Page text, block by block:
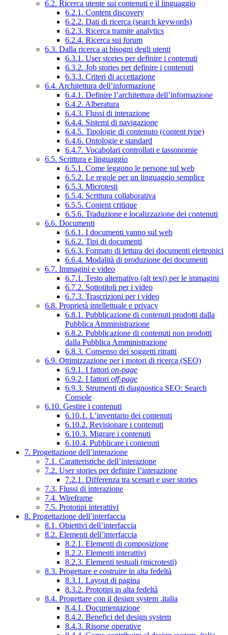
6.2. Ricerca utente sui contenuti e il linguaggio
6.2.1. Content discovery
6.2.2. Dati di ricerca (search keywords)
6.2.3. Ricerca tramite analytics
6.2.4. Ricerca sui forum
6.3. Dalla ricerca ai bisogni degli utenti
6.3.1. User stories per definire i contenuti
6.3.2. Job stories per definire i contenuti
6.3.3. Criteri di accettazione
6.4. Architettura dell’informazione
6.4.1. Definire l’architettura dell’informazione
6.4.2. Alberatura
6.4.3. Flussi di interazione
6.4.4. Sistemi di navigazione
6.4.5. Tipologie di contenuto (content type)
6.4.6. Ontologie e standard
6.4.7. Vocabolari controllati e tassonomie
6.5. Scrittura e linguaggio
6.5.1. Come leggono le persone sul web
6.5.2. Le regole per un linguaggio semplice
6.5.3. Microtesti
6.5.4. Scrittura collaborativa
6.5.5. Content critique
6.5.6. Traduzione e localizzazione dei contenuti
6.6. Documenti
6.6.1. I documenti vanno sul web
6.6.2. Tipi di documenti
6.6.3. Formato di lettura dei documenti elettronici
6.6.4. Modalità di produzione dei documenti
6.7. Immagini e video
6.7.1. Testo alternativo (alt text) per le immagini
6.7.2. Sottotitoli per i video
6.7.3. Trascrizioni per i video
6.8. Proprietà intellettuale e privacy
6.8.1. Pubblicazione di contenuti prodotti dalla
Pubblica Amministrazione
6.8.2. Pubblicazione di contenuti non prodotti
dalla Pubblica Amministrazione
6.8.3. Consenso dei soggetti ritratti
6.9. Ottimizzazione per i motori di ricerca (SEO)
6.9.1. I fattori on-page
6.9.2. I fattori off-page
6.9.3. Strumenti di diagnostica SEO: Search
Console
6.10. Gestire i contenuti
6.10.1. L’inventario dei contenuti
6.10.2. Revisionare i contenuti
6.10.3. Migrare i contenuti
6.10.4. Pubblicare i contenuti
7. Progettazione dell’interazione
7.1. Caratteristiche dell’interazione
7.2. User stories per definire l’interazione
7.2.1. Differenza tra scenari e user stories
7.3. Flussi di interazione
7.4. Wireframe
7.5. Prototipi interattivi
8. Progettazione dell’interfaccia
8.1. Obiettivi dell’interfaccia
8.2. Elementi dell’interfaccia
8.2.1. Elementi di composizione
8.2.2. Elementi interattivi
8.2.3. Elementi testuali (microtesti)
8.3. Progettare e costruire in alta fedeltà
8.3.1. Layout di pagina
8.3.2. Prototipi in alta fedeltà
8.4. Progettare con il design system .italia
8.4.1. Documentazione
8.4.2. Benefici del design system
8.4.3. Risorse operative